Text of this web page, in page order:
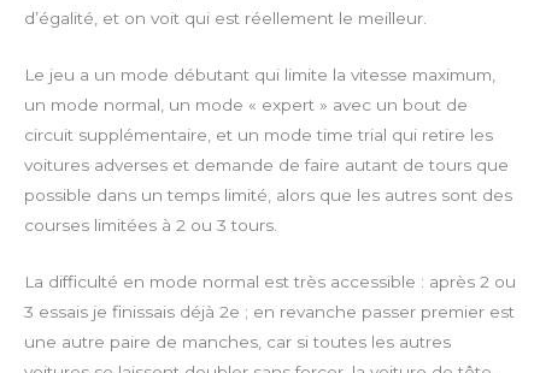
d’égalité, et on voit qui est réellement le meilleur.
Le jeu a un mode débutant qui limite la vitesse maximum,
un mode normal, un mode « expert » avec un bout de
circuit supplémentaire, et un mode time trial qui retire les
voitures adverses et demande de faire autant de tours que
possible dans un temps limité, alors que les autres sont des
courses limitées à 2 ou 3 tours.
La difficulté en mode normal est très accessible : après 2 ou
3 essais je finissais déjà 2e ; en revanche passer premier est
une autre paire de manches, car si toutes les autres